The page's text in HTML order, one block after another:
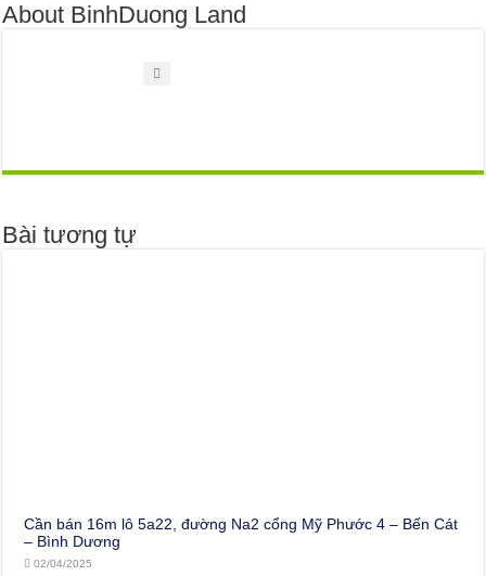
About BinhDuong Land
Bài tương tự
Cần bán 16m lô 5a22, đường Na2 cổng Mỹ Phước 4 – Bến Cát
– Bình Dương
02/04/2025